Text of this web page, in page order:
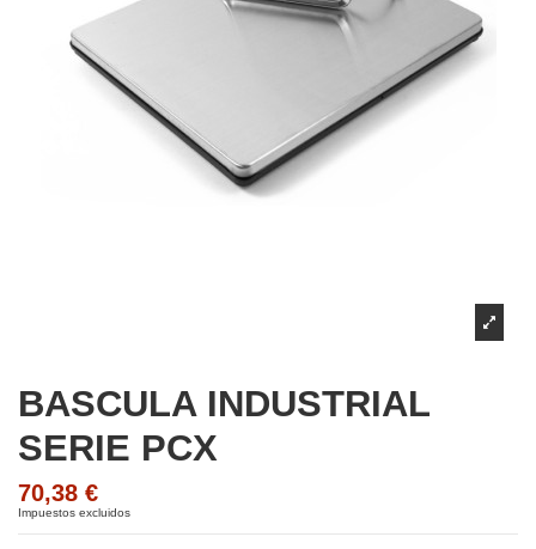
BASCULA INDUSTRIAL
SERIE PCX
70,38 €
Impuestos excluidos